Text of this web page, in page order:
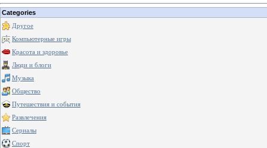
Categories
Другое
Компьютерные игры
Красота и здоровье
Люди и блоги
Музыка
Общество
Путешествия и события
Развлечения
Сериалы
Спорт